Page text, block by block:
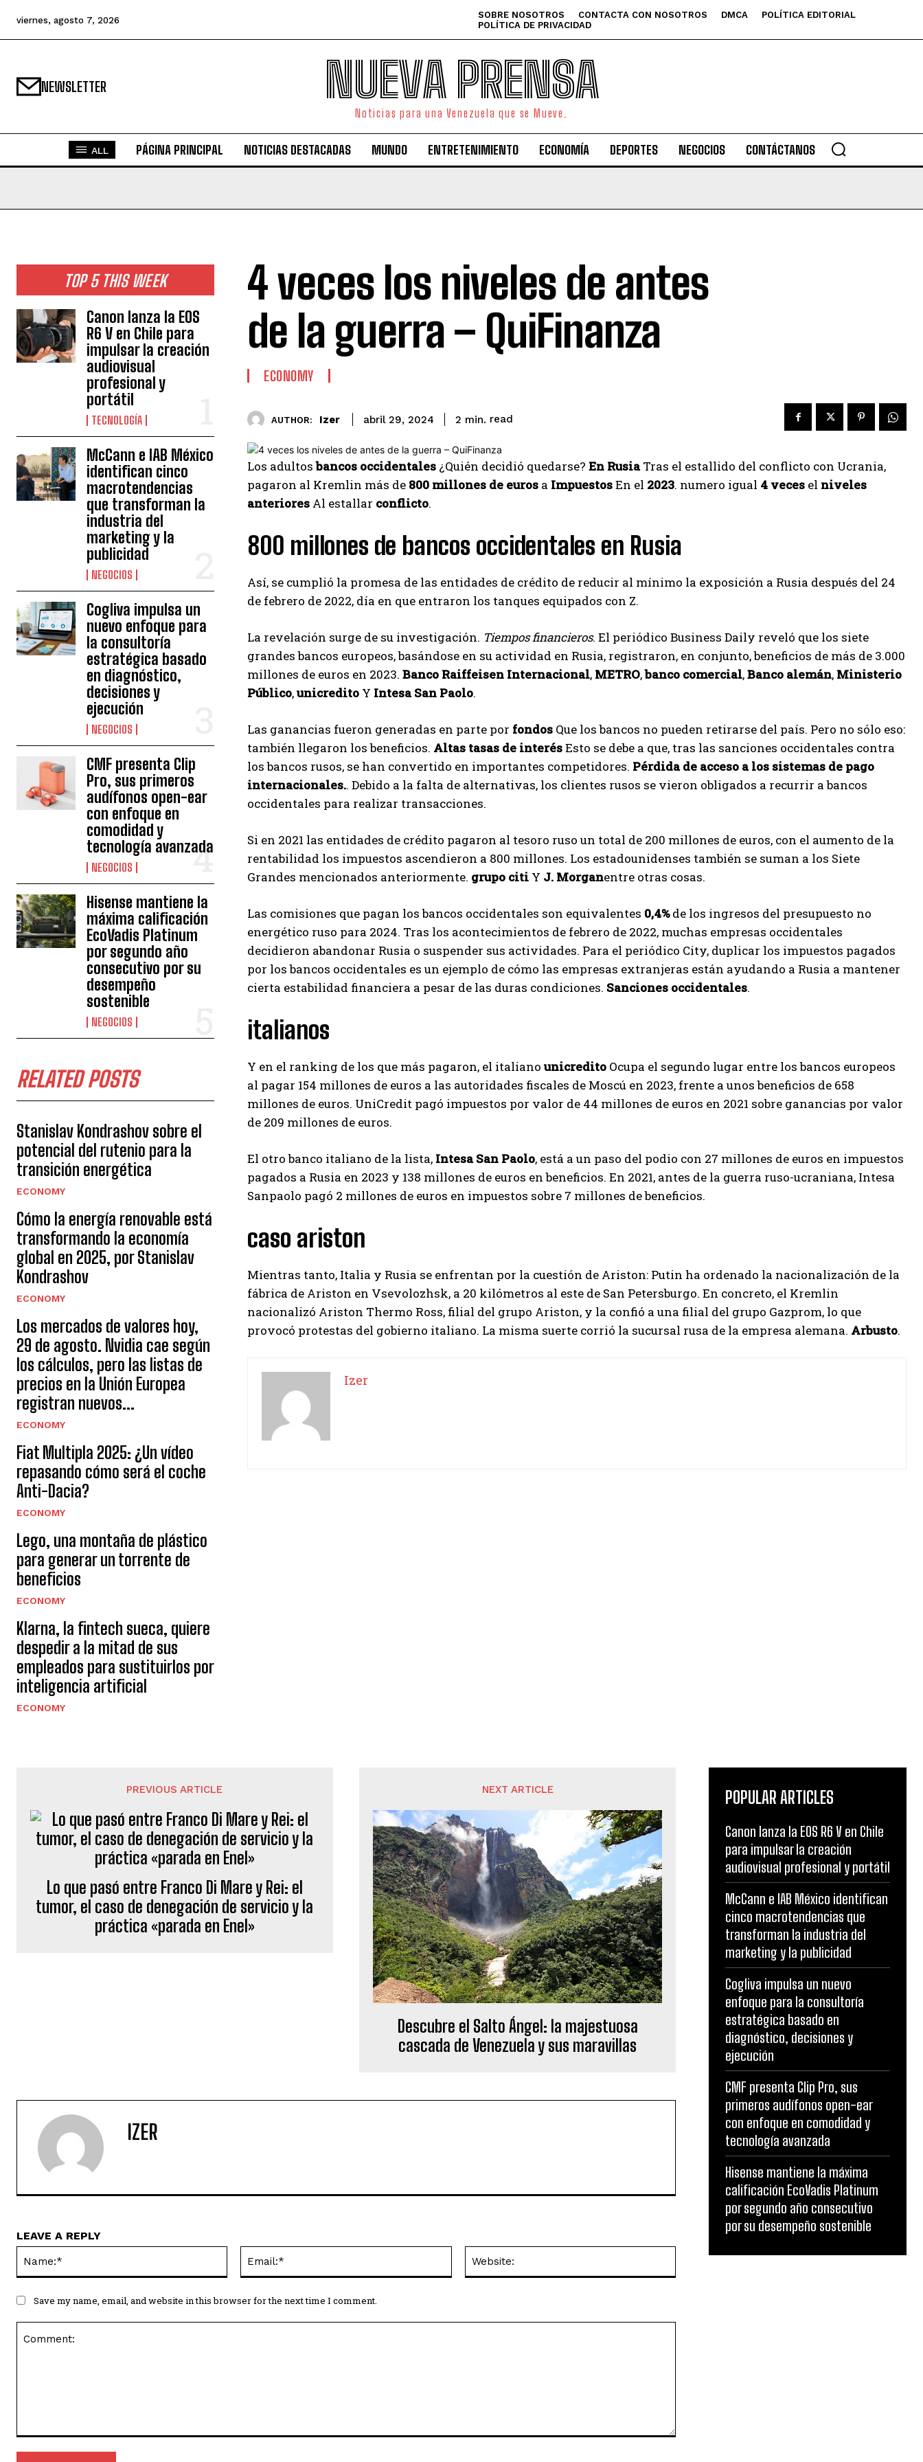
Izer
viernes, agosto 7, 2026 SOBRE NOSOTROS CONTACTA CON NOSOTROS DMCA
POLÍTICA EDITORIAL
POLÍTICA DE PRIVACIDAD
NEWSLETTER NUEVA PRENSA
Noticias para una Venezuela que se Mueve.
ALL PÁGINA PRINCIPAL NOTICIAS DESTACADAS MUNDO ENTRETENIMIENTO ECONOMÍA DEPORTES NEGOCIOS CONTÁCTANOS
TOP 5 THIS WEEK
Canon lanza la EOS
R6 V en Chile para
impulsar la creación
audiovisual
profesional y
portátil
TECNOLOGÍA
McCann e IAB México
identifican cinco
macrotendencias
que transforman la
industria del
marketing y la
publicidad
NEGOCIOS
Cogliva impulsa un
nuevo enfoque para
la consultoría
estratégica basado
en diagnóstico,
decisiones y
ejecución
NEGOCIOS
CMF presenta Clip
Pro, sus primeros
audífonos open-ear
con enfoque en
comodidad y
tecnología avanzada
NEGOCIOS
Hisense mantiene la
máxima calificación
EcoVadis Platinum
por segundo año
consecutivo por su
desempeño
sostenible
NEGOCIOS
RELATED POSTS
Stanislav Kondrashov sobre el
potencial del rutenio para la
transición energética
ECONOMY
Cómo la energía renovable está
transformando la economía
global en 2025, por Stanislav
Kondrashov
ECONOMY
Los mercados de valores hoy,
29 de agosto. Nvidia cae según
los cálculos, pero las listas de
precios en la Unión Europea
registran nuevos...
ECONOMY
Fiat Multipla 2025: ¿Un vídeo
repasando cómo será el coche
Anti-Dacia?
ECONOMY
Lego, una montaña de plástico
para generar un torrente de
beneficios
ECONOMY
Klarna, la fintech sueca, quiere
despedir a la mitad de sus
empleados para sustituirlos por
inteligencia artificial
ECONOMY
4 veces los niveles de antes
de la guerra – QuiFinanza
ECONOMY
AUTHOR: Izer abril 29, 2024 2 min. read
Los adultosbancos occidentales ¿Quién decidió quedarse? En RusiaTras el estallido del conflicto con Ucrania,
pagaron al Kremlin más de 800 millones de euros a ImpuestosEn el 2023. numero igual 4 veces el niveles
anteriores Al estallar conflicto.
800 millones de bancos occidentales en Rusia
Así, se cumplió la promesa de las entidades de crédito de reducir al mínimo la exposición a Rusia después del 24
de febrero de 2022, día en que entraron los tanques equipados con Z.
La revelación surge de su investigación. Tiempos financieros. El periódico Business Daily reveló que los siete
grandes bancos europeos, basándose en su actividad en Rusia, registraron, en conjunto, beneficios de más de 3.000
millones de euros en 2023. Banco Raiffeisen Internacional, METRO,banco comercial,Banco alemán, Ministerio
Público,unicredito Y Intesa San Paolo.
Las ganancias fueron generadas en parte por fondos Que los bancos no pueden retirarse del país. Pero no sólo eso:
también llegaron los beneficios. Altas tasas de interésEsto se debe a que, tras las sanciones occidentales contra
los bancos rusos, se han convertido en importantes competidores. Pérdida de acceso a los sistemas de pago
internacionales.. Debido a la falta de alternativas, los clientes rusos se vieron obligados a recurrir a bancos
occidentales para realizar transacciones.
Si en 2021 las entidades de crédito pagaron al tesoro ruso un total de 200 millones de euros, con el aumento de la
rentabilidad los impuestos ascendieron a 800 millones. Los estadounidenses también se suman a los Siete
Grandes mencionados anteriormente. grupo citi Y J. Morganentre otras cosas.
Las comisiones que pagan los bancos occidentales son equivalentes 0,4%de los ingresos del presupuesto no
energético ruso para 2024. Tras los acontecimientos de febrero de 2022, muchas empresas occidentales
decidieron abandonar Rusia o suspender sus actividades. Para el periódico City, duplicar los impuestos pagados
por los bancos occidentales es un ejemplo de cómo las empresas extranjeras están ayudando a Rusia a mantener
cierta estabilidad financiera a pesar de las duras condiciones. Sanciones occidentales.
italianos
Y en el ranking de los que más pagaron, el italiano unicredito Ocupa el segundo lugar entre los bancos europeos
al pagar 154 millones de euros a las autoridades fiscales de Moscú en 2023, frente a unos beneficios de 658
millones de euros. UniCredit pagó impuestos por valor de 44 millones de euros en 2021 sobre ganancias por valor
de 209 millones de euros.
El otro banco italiano de la lista, Intesa San Paolo, está a un paso del podio con 27 millones de euros en impuestos
pagados a Rusia en 2023 y 138 millones de euros en beneficios. En 2021, antes de la guerra ruso-ucraniana, Intesa
Sanpaolo pagó 2 millones de euros en impuestos sobre 7 millones de beneficios.
caso ariston
Mientras tanto, Italia y Rusia se enfrentan por la cuestión de Ariston: Putin ha ordenado la nacionalización de la
fábrica de Ariston en Vsevolozhsk, a 20 kilómetros al este de San Petersburgo. En concreto, el Kremlin
nacionalizó Ariston Thermo Ross, filial del grupo Ariston, y la confió a una filial del grupo Gazprom, lo que
provocó protestas del gobierno italiano. La misma suerte corrió la sucursal rusa de la empresa alemana. Arbusto.
Izer
PREVIOUS ARTICLE
Lo que pasó entre Franco Di Mare y Rei: el
tumor, el caso de denegación de servicio y la
práctica «parada en Enel»
NEXT ARTICLE
Descubre el Salto Ángel: la majestuosa
cascada de Venezuela y sus maravillas
IZER
LEAVE A REPLY
Website:
Save my name, email, and website in this browser for the next time I comment.
POPULAR ARTICLES
Canon lanza la EOS R6 V en Chile
para impulsar la creación
audiovisual profesional y portátil
McCann e IAB México identifican
cinco macrotendencias que
transforman la industria del
marketing y la publicidad
Cogliva impulsa un nuevo
enfoque para la consultoría
estratégica basado en
diagnóstico, decisiones y
ejecución
CMF presenta Clip Pro, sus
primeros audífonos open-ear
con enfoque en comodidad y
tecnología avanzada
Hisense mantiene la máxima
calificación EcoVadis Platinum
por segundo año consecutivo
por su desempeño sostenible